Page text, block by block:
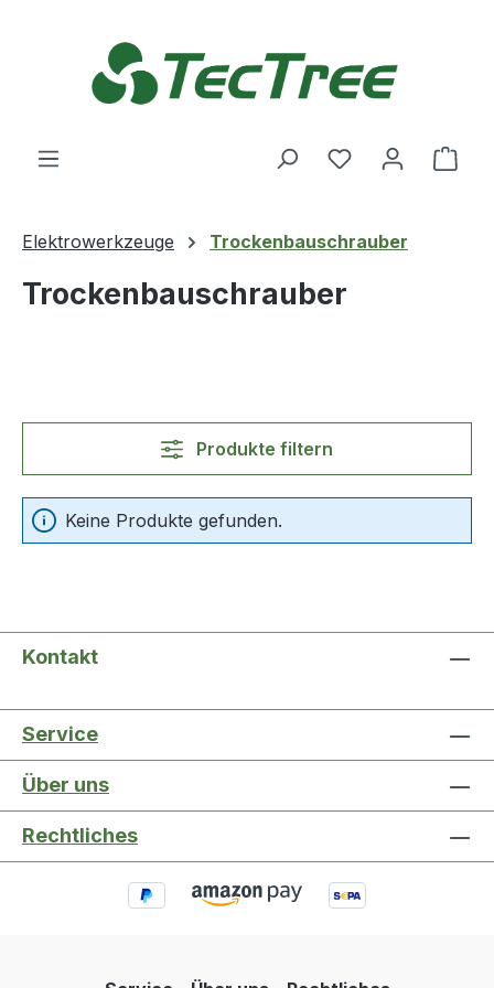
Du hast 0
Elektrowerkzeuge Trockenbauschrauber
Trockenbauschrauber
Produkte filtern
Keine Produkte gefunden.
Kontakt
Service
Über uns
Rechtliches